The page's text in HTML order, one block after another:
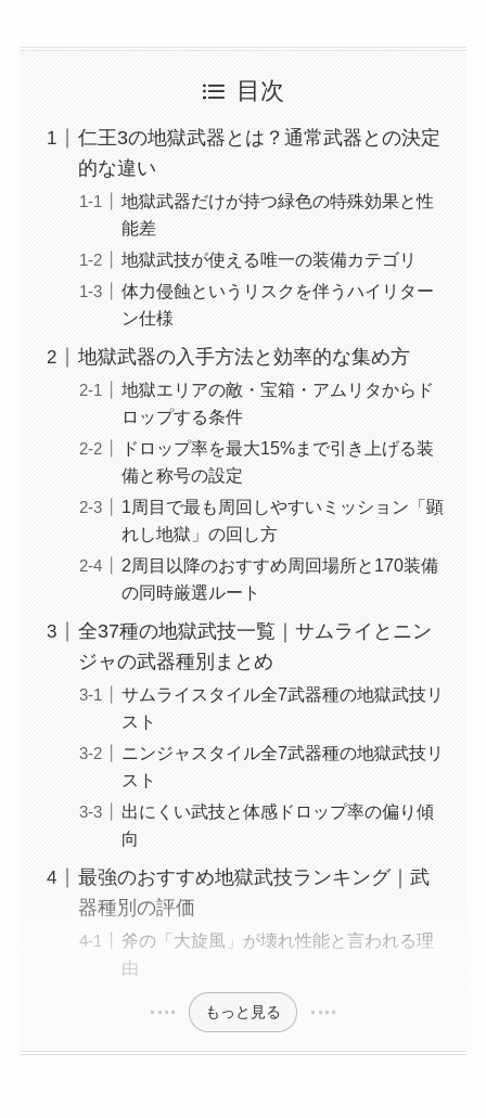
目次
仁王3の地獄武器とは？通常武器との決定
的な違い
地獄武器だけが持つ緑色の特殊効果と性
能差
地獄武技が使える唯一の装備カテゴリ
体力侵蝕というリスクを伴うハイリター
ン仕様
地獄武器の入手方法と効率的な集め方
地獄エリアの敵・宝箱・アムリタからド
ロップする条件
ドロップ率を最大15%まで引き上げる装
備と称号の設定
1周目で最も周回しやすいミッション「顕
れし地獄」の回し方
2周目以降のおすすめ周回場所と170装備
の同時厳選ルート
全37種の地獄武技一覧｜サムライとニン
ジャの武器種別まとめ
サムライスタイル全7武器種の地獄武技リ
スト
ニンジャスタイル全7武器種の地獄武技リ
スト
出にくい武技と体感ドロップ率の偏り傾
向
最強のおすすめ地獄武技ランキング｜武
器種別の評価
斧の「大旋風」が壊れ性能と言われる理
由
もっと見る